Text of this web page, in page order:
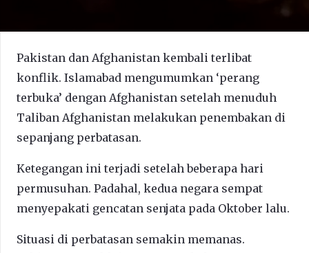
Pakistan dan Afghanistan kembali terlibat
konflik. Islamabad mengumumkan ‘perang
terbuka’ dengan Afghanistan setelah menuduh
Taliban Afghanistan melakukan penembakan di
sepanjang perbatasan.
Ketegangan ini terjadi setelah beberapa hari
permusuhan. Padahal, kedua negara sempat
menyepakati gencatan senjata pada Oktober lalu.
Situasi di perbatasan semakin memanas.